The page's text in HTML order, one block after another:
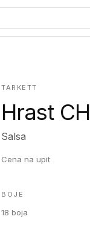
TARKETT
Hrast
Salsa
Cena na upit
BOJE
18 boja